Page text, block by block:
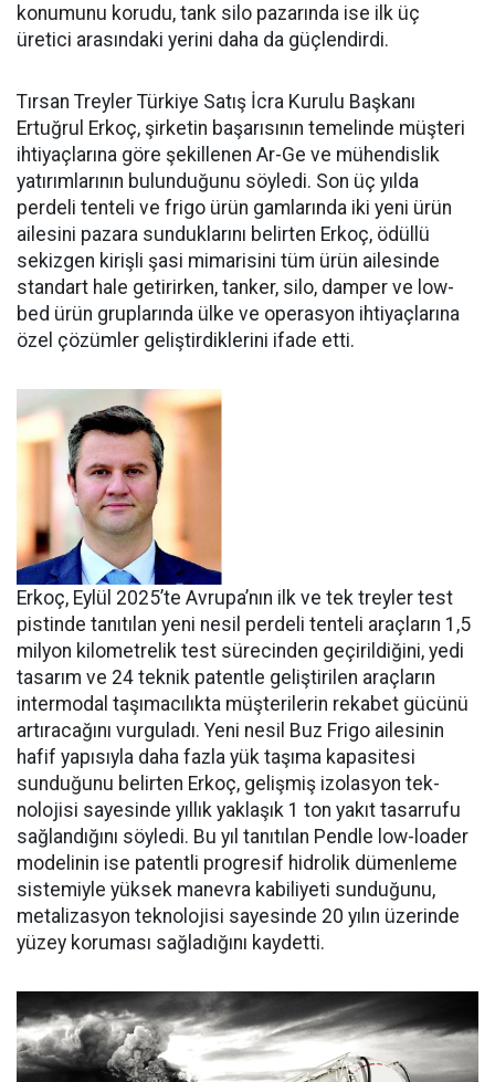
konumunu korudu, tank silo pazarında ise ilk üç
üretici arasındaki yerini daha da güçlen­dirdi.
Tırsan Treyler Türkiye Satış İcra Kurulu Başkanı
Ertuğrul Er­koç, şirketin başarısının teme­linde müşteri
ihtiyaçlarına göre şekillenen Ar-Ge ve mühendislik
yatırımlarının bulunduğunu söy­ledi. Son üç yılda
perdeli tenteli ve frigo ürün gamlarında iki yeni ürün
ailesini pazara sundukları­nı belirten Erkoç, ödüllü
sekizgen kirişli şasi mimarisini tüm ürün ailesinde
standart hale getirir­ken, tanker, silo, damper ve low­
bed ürün gruplarında ülke ve ope­rasyon ihtiyaçlarına
özel çözüm­ler geliştirdiklerini ifade etti.
Erkoç, Eylül 2025’te Avru­pa’nın ilk ve tek treyler test
pistin­de tanıtılan yeni nesil perdeli ten­teli araçların 1,5
milyon kilomet­relik test sürecinden geçirildiğini, yedi
tasarım ve 24 teknik patentle geliştirilen araçların
intermodal taşımacılıkta müşterilerin reka­bet gücünü
artıracağını vurgula­dı. Yeni nesil Buz Frigo ailesinin
hafif yapısıyla daha fazla yük ta­şıma kapasitesi
sunduğunu belir­ten Erkoç, gelişmiş izolasyon tek­
nolojisi sayesinde yıllık yaklaşık 1 ton yakıt tasarrufu
sağlandığı­nı söyledi. Bu yıl tanıtılan Pendle low-loader
modelinin ise patent­li progresif hidrolik dümenleme
sistemiyle yüksek manevra kabi­liyeti sunduğunu,
metalizasyon teknolojisi sayesinde 20 yılın üze­rinde
yüzey koruması sağladığını kaydetti.